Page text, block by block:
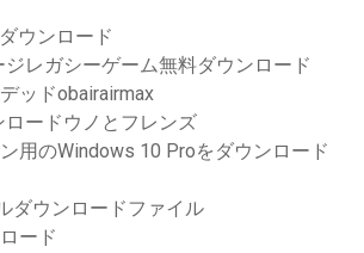
ウンロード
ジレガシーゲーム無料ダウンロード
ッドobairairmax
ロードウノとフレンズ
用のWindows 10 Proをダウンロード
ダウンロードファイル
ード